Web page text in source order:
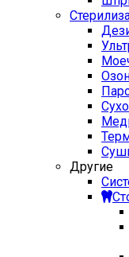
Другие